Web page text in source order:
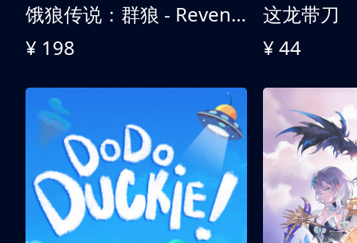
饿狼传说：群狼 - Revenge Edition
¥ 198
这龙带刀
¥ 44